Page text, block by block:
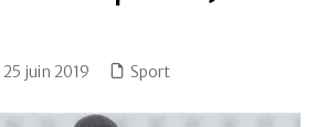
25 juin 2019 Sport